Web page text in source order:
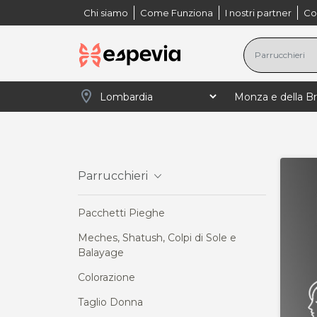
Chi siamo Come Funziona I nostri partner
location_on
Parrucchieri
Pacchetti Pieghe
Meches, Shatush, Colpi di Sole e
Balayage
Colorazione
Taglio Donna